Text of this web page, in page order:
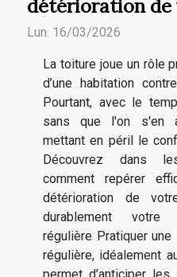
détérioration
Lun. 16/03/2026
La toiture joue un rôle
d’une habitation
Pourtant, avec le
sans que l'on s'en
mettant en péril le
Découvrez dans
comment repérer
détérioration de
durablement votre
régulière Pratiquer
régulière, idéalement